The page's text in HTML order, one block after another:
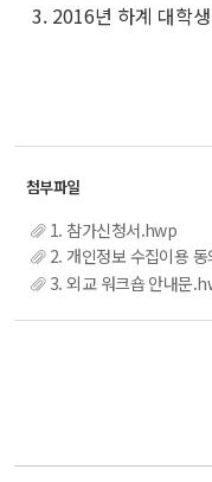
3. 2016년 하계 대학
1. 참가신청서.hwp
2. 개인정보 수집이용
3. 외교 워크숍 안내문